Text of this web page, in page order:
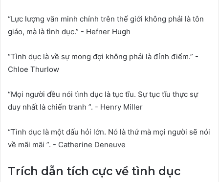
“Lực lượng văn minh chính trên thế giới không phải là tôn
giáo, mà là tình dục.” - Hefner Hugh
“Tình dục là về sự mong đợi không phải là đỉnh điểm.” -
Chloe Thurlow
“Mọi người đều nói tình dục là tục tĩu. Sự tục tĩu thực sự
duy nhất là chiến tranh ”. - Henry Miller
“Tình dục là một dấu hỏi lớn. Nó là thứ mà mọi người sẽ nói
về mãi mãi ”. - Catherine Deneuve
Trích dẫn tích cực về tình dục